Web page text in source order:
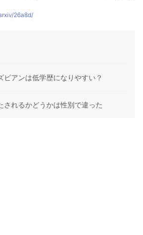
26a8d/
ビアンは低学歴になりやすい？
されるかどうかは性別で違った